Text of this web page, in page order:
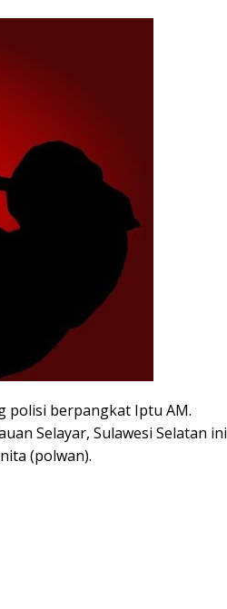
polisi berpangkat Iptu AM.
Selayar, Sulawesi Selatan ini
(polwan).